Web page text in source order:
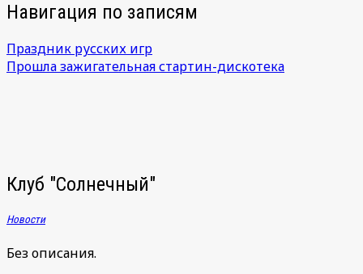
Навигация по записям
Праздник русских игр
Прошла зажигательная стартин-дискотека
Клуб "Солнечный"
Новости
Без описания.